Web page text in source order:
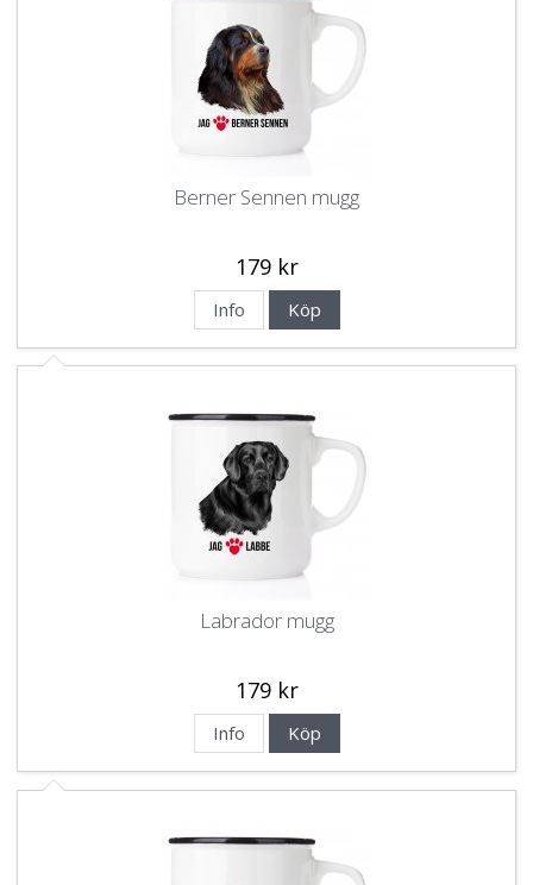
Berner Sennen mugg
179 kr
Info Köp
Labrador mugg
179 kr
Info Köp